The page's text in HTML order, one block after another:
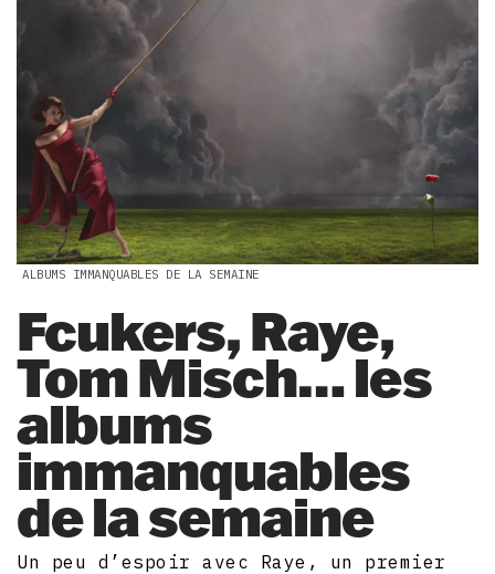
ALBUMS IMMANQUABLES DE LA SEMAINE
Fcukers, Raye,
Tom Misch… les
albums
immanquables
de la semaine
Un peu d’espoir avec Raye, un premier